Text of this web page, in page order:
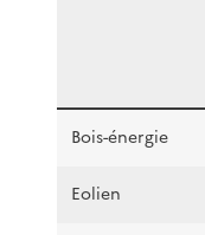
Bois-énergie
Eolien